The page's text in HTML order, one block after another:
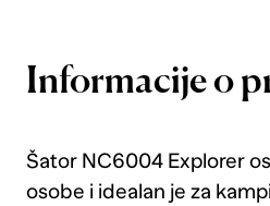
Informacije o
Šator NC6004 Explorer
osobe i idealan je za